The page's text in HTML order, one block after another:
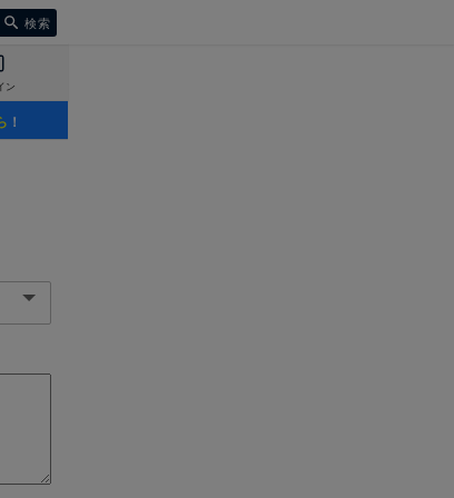
検索
ン
！